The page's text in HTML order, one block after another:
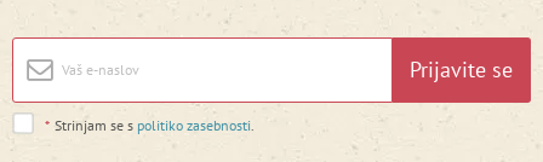
Prijavite se
* Strinjam se s politiko zasebnosti